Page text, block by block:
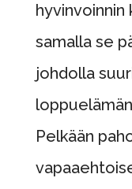
hyvinvoinnin
samalla se
johdolla
Pelkään